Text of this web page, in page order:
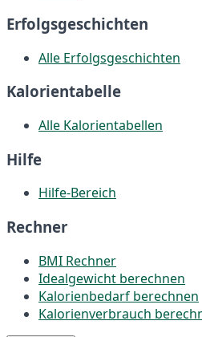
Erfolgsgeschichten
Alle Erfolgsgeschichten
Kalorientabelle
Alle Kalorientabellen
Hilfe
Hilfe-Bereich
Rechner
BMI Rechner
Idealgewicht berechnen
Kalorienbedarf berechnen
Kalorienverbrauch